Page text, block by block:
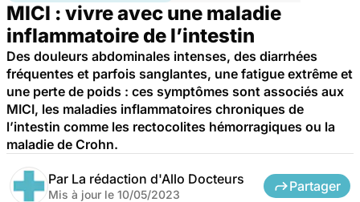
MICI : vivre avec une maladie
inflammatoire de l’intestin
Des douleurs abdominales intenses, des diarrhées
fréquentes et parfois sanglantes, une fatigue extrême et
une perte de poids : ces symptômes sont associés aux
MICI, les maladies inflammatoires chroniques de
l’intestin comme les rectocolites hémorragiques ou la
maladie de Crohn.
Par La rédaction d'Allo Docteurs
Mis à jour le 10/05/2023
Partager